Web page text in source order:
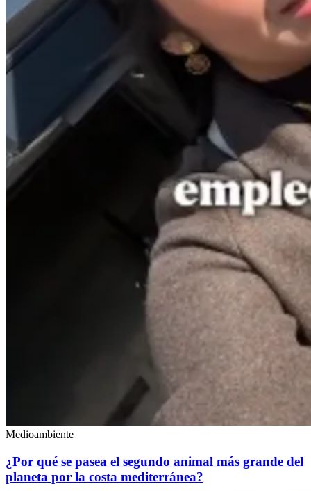
Medioambiente
¿Por qué se pasea el segundo animal más grande del
planeta por la costa mediterránea?